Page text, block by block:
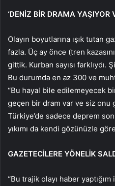
‘DENİZ BİR DRAMA YAŞIYOR
Olayın boyutlarına ışık tutan
fazla. Üç ay önce (tren
gittik. Kurban sayısı
Bu durumda en az 300 ve
“Bu hayal bile edilemeyecek
geçen bir dram var ve siz onu
Türkiye’de sadece deprem
yıkımı da kendi gözünüzle
GAZETECİLERE YÖNELİK
“Bu trajik olayı haber